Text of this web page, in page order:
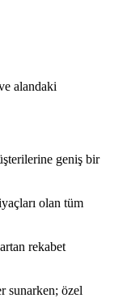
alandaki
geniş bir
olan tüm
rekabet
sunarken; özel